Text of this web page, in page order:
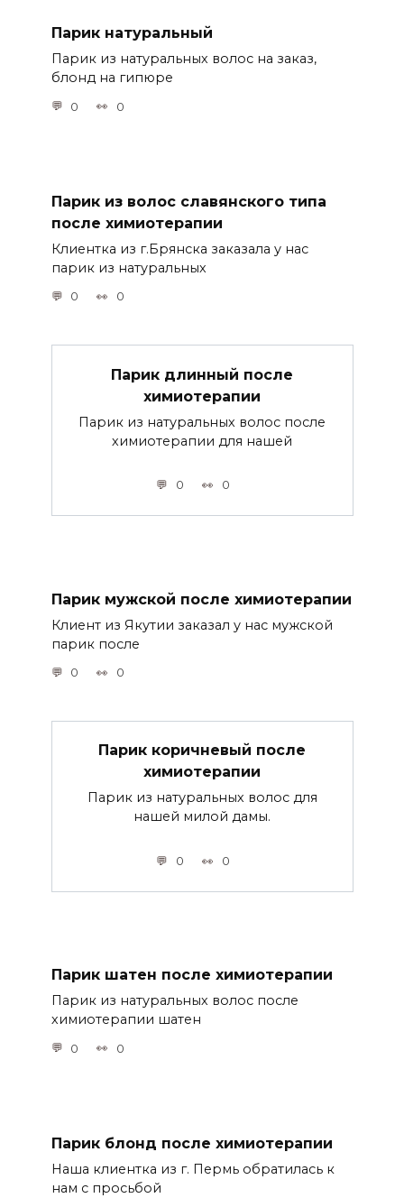
Парик натуральный
Парик из натуральных волос на заказ,
блонд на гипюре
0 0
Парик из волос славянского типа
после химиотерапии
Клиентка из г.Брянска заказала у нас
парик из натуральных
0 0
Парик длинный после
химиотерапии
Парик из натуральных волос после
химиотерапии для нашей
0 0
Парик мужской после химиотерапии
Клиент из Якутии заказал у нас мужской
парик после
0 0
Парик коричневый после
химиотерапии
Парик из натуральных волос для
нашей милой дамы.
0 0
Парик шатен после химиотерапии
Парик из натуральных волос после
химиотерапии шатен
0 0
Парик блонд после химиотерапии
Наша клиентка из г. Пермь обратилась к
нам с просьбой